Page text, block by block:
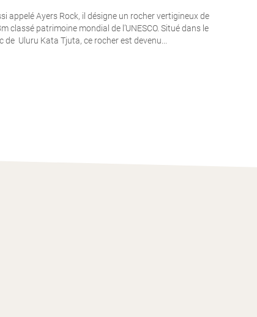
appelé Ayers Rock, il désigne un rocher vertigineux de
classé patrimoine mondial de l’UNESCO. Situé dans le
de Uluru Kata Tjuta, ce rocher est devenu...